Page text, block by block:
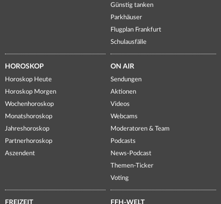
Günstig tanken
Parkhäuser
Flugplan Frankfurt
Schulausfälle
HOROSKOP
Horoskop Heute
Horoskop Morgen
Wochenhoroskop
Monatshoroskop
Jahreshoroskop
Partnerhoroskop
Aszendent
ON AIR
Sendungen
Aktionen
Videos
Webcams
Moderatoren & Team
Podcasts
News-Podcast
Themen-Ticker
Voting